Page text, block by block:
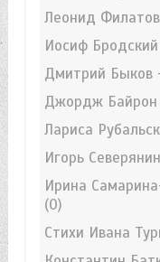
Леонид
Иосиф
Дмитрий Быков
Джордж Байрон
Лариса
Игорь
Ирина
(0)
Стихи Ивана